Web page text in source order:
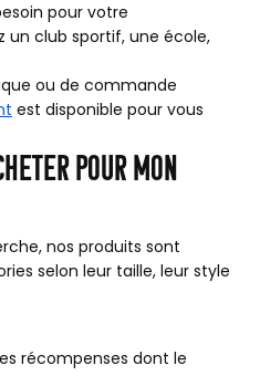
pour votre
un club sportif, une école,
ou de commande
est disponible pour vous
pour mon
nos produits sont
selon leur taille, leur style
récompenses dont le